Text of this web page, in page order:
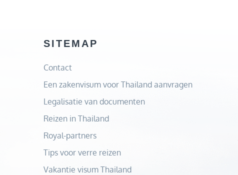
SITEMAP
Contact
Een zakenvisum voor Thailand aanvragen
Legalisatie van documenten
Reizen in Thailand
Royal-partners
Tips voor verre reizen
Vakantie visum Thailand